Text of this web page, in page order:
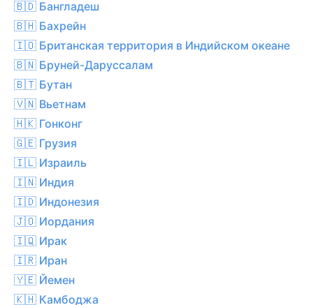
🇧🇩 Бангладеш
🇧🇭 Бахрейн
🇮🇴 Британская территория в Индийском океане
🇧🇳 Бруней-Даруссалам
🇧🇹 Бутан
🇻🇳 Вьетнам
🇭🇰 Гонконг
🇬🇪 Грузия
🇮🇱 Израиль
🇮🇳 Индия
🇮🇩 Индонезия
🇯🇴 Иордания
🇮🇶 Ирак
🇮🇷 Иран
🇾🇪 Йемен
🇰🇭 Камбоджа